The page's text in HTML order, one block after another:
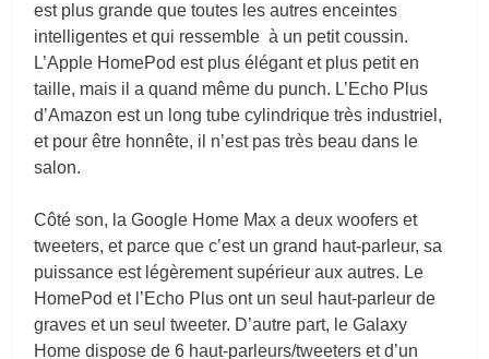
est plus grande que toutes les autres enceintes
intelligentes et qui ressemble à un petit coussin.
L’Apple HomePod est plus élégant et plus petit en
taille, mais il a quand même du punch. L’Echo Plus
d’Amazon est un long tube cylindrique très industriel,
et pour être honnête, il n’est pas très beau dans le
salon.
Côté son, la Google Home Max a deux woofers et
tweeters, et parce que c’est un grand haut-parleur, sa
puissance est légèrement supérieur aux autres. Le
HomePod et l’Echo Plus ont un seul haut-parleur de
graves et un seul tweeter. D’autre part, le Galaxy
Home dispose de 6 haut-parleurs/tweeters et d’un